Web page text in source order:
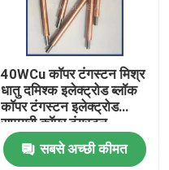
40WCu कॉपर टंगस्टन मिश्र
धातु दमिश्क इलेक्ट्रोड ब्लॉक
कॉपर टंगस्टन इलेक्ट्रोड
सामग्री कॉपर टंगस्टन
इलेक्ट्रोड
सबसे अच्छी कीमत